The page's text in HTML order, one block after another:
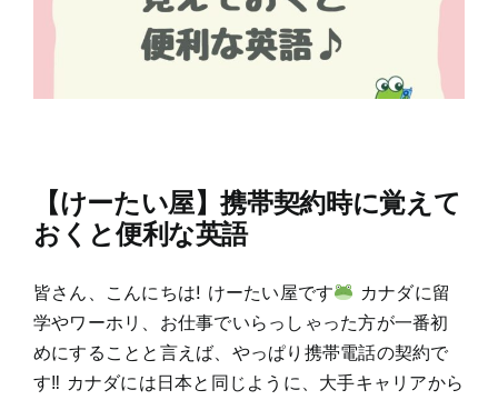
【けーたい屋】携帯契約時に覚えて
おくと便利な英語
皆さん、こんにちは! けーたい屋です
カナダに留
学やワーホリ、お仕事でいらっしゃった方が一番初
めにすることと言えば、やっぱり携帯電話の契約で
す‼ カナダには日本と同じように、大手キャリアから